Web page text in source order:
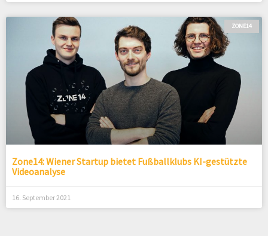
ZONE14
Zone14: Wiener Startup bietet Fußballklubs KI-gestützte
Videoanalyse
16. September 2021